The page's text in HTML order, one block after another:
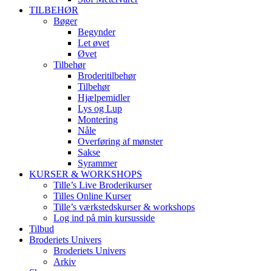
TILBEHØR
Bøger
Begynder
Let øvet
Øvet
Tilbehør
Broderitilbehør
Tilbehør
Hjælpemidler
Lys og Lup
Montering
Nåle
Overføring af mønster
Sakse
Syrammer
KURSER & WORKSHOPS
Tille’s Live Broderikurser
Tilles Online Kurser
Tille’s værkstedskurser & workshops
Log ind på min kursusside
Tilbud
Broderiets Univers
Broderiets Univers
Arkiv